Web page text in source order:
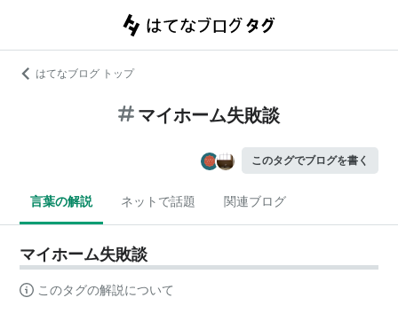
はてなブログ トップ
マイホーム失敗談
このタグでブログを書く
言葉の解説 ネットで話題 関連ブログ
マイホーム失敗談
このタグの解説について